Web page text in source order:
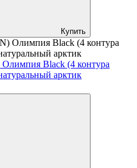
Купить
Black (4 контура
арктик